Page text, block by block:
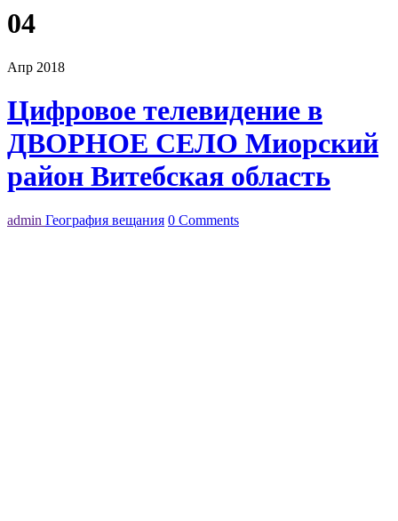
04
Апр 2018
Цифровое телевидение в
ДВОРНОЕ СЕЛО Миорский
район Витебская область
admin География вещания 0 Comments